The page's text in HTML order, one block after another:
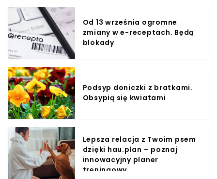
Od 13 września ogromne
zmiany w e-receptach. Będą
blokady
Podsyp doniczki z bratkami.
Obsypią się kwiatami
Lepsza relacja z Twoim psem
dzięki hau.plan – poznaj
innowacyjny planer
treningowy